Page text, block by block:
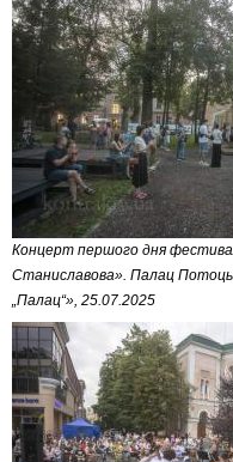
Концерт першого дня
Станиславова». Палац
„Палац“», 25.07.2025